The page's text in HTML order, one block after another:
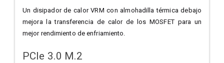
Un disipador de calor VRM con almohadilla térmica debajo
mejora la transferencia de calor de los MOSFET para un
mejor rendimiento de enfriamiento.
PCIe 3.0 M.2